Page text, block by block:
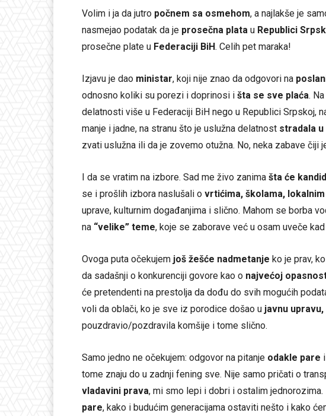
Volim i ja da jutro počnem sa osmehom, a najlakše je
nasmejao podatak da je prosečna plata u Republici
prosečne plate u Federaciji BiH. Celih pet maraka!
Izjavu je dao ministar, koji nije znao da odgovori na
odnosno koliki su porezi i doprinosi i šta se sve plaća.
delatnosti više u Federaciji BiH nego u Republici Srpskoj,
manje i jadne, na stranu što je uslužna delatnost stradala u
zvati uslužna ili da je zovemo otužna. No, neka zabave čiji
I da se vratim na izbore. Sad me živo zanima šta će
se i prošlih izbora naslušali o vrtićima, školama,
uprave, kulturnim događanjima i slično. Mahom se borba
na “velike” teme, koje se zaborave već u osam uveče
Ovoga puta očekujem još žešće nadmetanje ko je prav,
da sadašnji o konkurenciji govore kao o najvećoj
će pretendenti na prestolja da dođu do svih mogućih
voli da oblači, ko je sve iz porodice došao u javnu upravu,
pouzdravio/pozdravila komšije i tome slično.
Samo jedno ne očekujem: odgovor na pitanje odakle pare
tome znaju do u zadnji fening sve. Nije samo pričati o
vladavini prava, mi smo lepi i dobri i ostalim
pare, kako i budućim generacijama ostaviti nešto i kako